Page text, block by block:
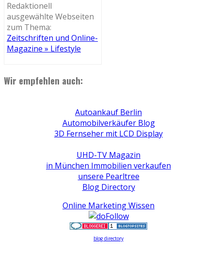
Redaktionell
ausgewählte Webseiten
zum Thema:
Zeitschriften und Online-
Magazine » Lifestyle
Wir empfehlen auch:
Autoankauf Berlin
Automobilverkäufer Blog
3D Fernseher mit LCD Display
UHD-TV Magazin
in München Immobilien verkaufen
unsere Pearltree
Blog Directory
Online Marketing Wissen
blog directory